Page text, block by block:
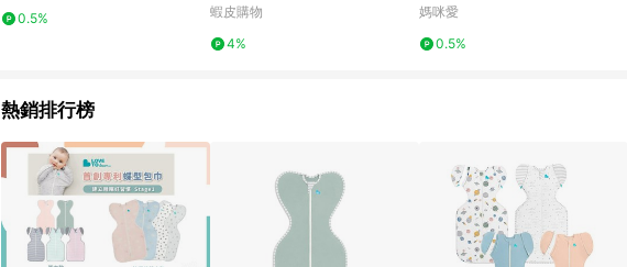
0.5%
背心防曬比熊金毛
蝦皮購物
4%
媽咪愛
0.5%
熱銷排行榜